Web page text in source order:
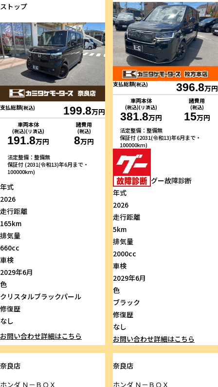
ストップ
支払総額(税込) 199.8万円
車両本体
(税込)(リ済込)
191.8万円
諸費用
(税込)
8万円
法定整備：整備無
保証付 (2031(令和13)年6月まで・
100000km)
年式
2026
走行距離
165km
排気量
660cc
車検
2029年6月
色
クリスタルブラックパール
修復歴
なし
お問い合わせ詳細はこちら
支払総額(税込) 396.8万円
車両本体
(税込)(リ済込)
381.8万円
諸費用
(税込)
15万円
法定整備：整備無
保証付 (2031(令和13)年6月まで・
100000km)
グー故障診断
年式
2026
走行距離
5km
排気量
2000cc
車検
2029年6月
色
ブラック
修復歴
なし
お問い合わせ詳細はこちら
奈良店
ホンダ Ｎ－ＢＯＸ
奈良店
ホンダＮ－ＢＯＸ